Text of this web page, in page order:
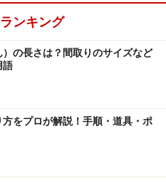
きには「重曹モドキの白い
ります。「あ、重曹モドキ
っつきやすく感じられるの
この「重曹に似ている、け
ります）
水溶液のpHは9.8で、弱ア
。
ンキング
の長さは？間取りのサイズなど
語
方をプロが解説！手順・道具・ポ